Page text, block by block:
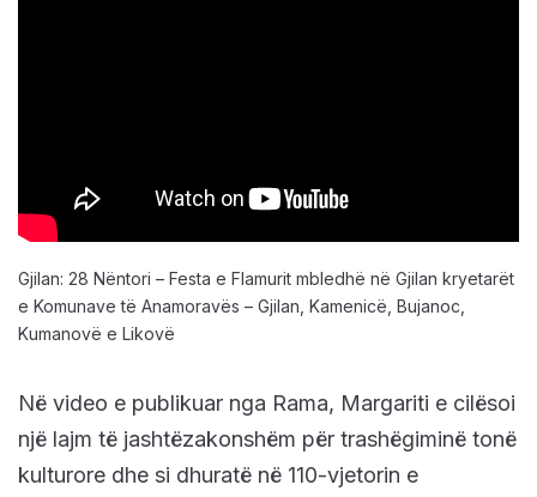
Gjilan: 28 Nëntori – Festa e Flamurit mbledhë në Gjilan kryetarët
e Komunave të Anamoravës – Gjilan, Kamenicë, Bujanoc,
Kumanovë e Likovë
Në video e publikuar nga Rama, Margariti e cilësoi
një lajm të jashtëzakonshëm për trashëgiminë tonë
kulturore dhe si dhuratë në 110-vjetorin e